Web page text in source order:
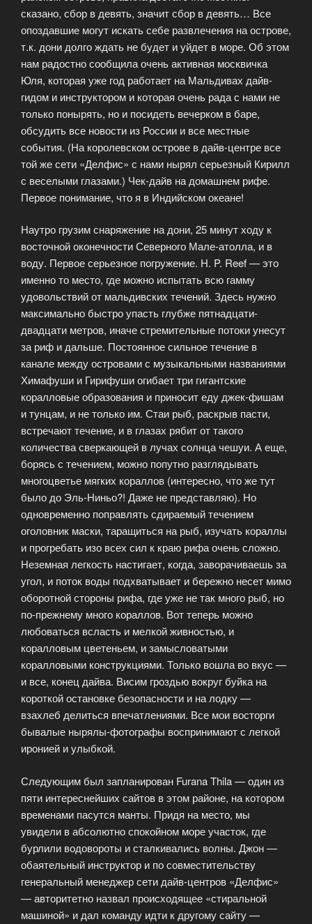
сказано, сбор в девять, значит сбор в девять… Все
опоздавшие могут искать себе развлечения на острове,
т.к. дони долго ждать не будет и уйдет в море. Об этом
нам радостно сообщила очень активная москвичка
Юля, которая уже год работает на Мальдивах дайв-
гидом и инструктором и которая очень рада с нами не
только понырять, но и посидеть вечерком в баре,
обсудить все новости из России и все местные
события. (На королевском острове в дайв-центре все
той же сети «Делфис» с нами нырял серьезный Кирилл
с веселыми глазами.) Чек-дайв на домашнем рифе.
Первое понимание, что я в Индийском океане!
Наутро грузим снаряжение на дони, 25 минут ходу к
восточной оконечности Северного Мале-атолла, и в
воду. Первое серьезное погружение. Н. P. Reef — это
именно то место, где можно испытать всю гамму
удовольствий от мальдивских течений. Здесь нужно
максимально быстро упасть глубже пятнадцати-
двадцати метров, иначе стремительные потоки унесут
за риф и дальше. Постоянное сильное течение в
канале между островами с музыкальными названиями
Химафуши и Гирифуши огибает три гигантские
коралловые образования и приносит еду джек-фишам
и тунцам, и не только им. Стаи рыб, раскрыв пасти,
встречают течение, и в глазах рябит от такого
количества сверкающей в лучах солнца чешуи. А еще,
борясь с течением, можно попутно разглядывать
многоцветье мягких кораллов (интересно, что же тут
было до Эль-Ниньо?! Даже не представляю). Но
одновременно поправлять сдираемый течением
оголовник маски, таращиться на рыб, изучать кораллы
и прогребать изо всех сил к краю рифа очень сложно.
Неземная легкость настигает, когда, заворачиваешь за
угол, и поток воды подхватывает и бережно несет мимо
оборотной стороны рифа, где уже не так много рыб, но
по-прежнему много кораллов. Вот теперь можно
любоваться всласть и мелкой живностью, и
коралловым цветеньем, и замысловатыми
коралловыми конструкциями. Только вошла во вкус —
и все, конец дайва. Висим гроздью вокруг буйка на
короткой остановке безопасности и на лодку —
взахлеб делиться впечатлениями. Все мои восторги
бывалые нырялы-фотографы воспринимают с легкой
иронией и улыбкой.
Следующим был запланирован Furana Thila — один из
пяти интереснейших сайтов в этом районе, на котором
временами пасутся манты. Придя на место, мы
увидели в абсолютно спокойном море участок, где
бурлили водовороты и сталкивались волны. Джон —
обаятельный инструктор и по совместительству
генеральный менеджер сети дайв-центров «Делфис»
— авторитетно назвал происходящее «стиральной
машиной» и дал команду идти к другому сайту —